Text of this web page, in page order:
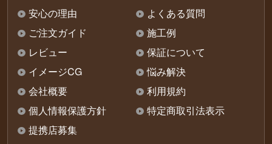
安心の理由
よくある質問
ご注文ガイド
施工例
レビュー
保証について
イメージCG
悩み解決
会社概要
利用規約
個人情報保護方針
特定商取引法表示
提携店募集